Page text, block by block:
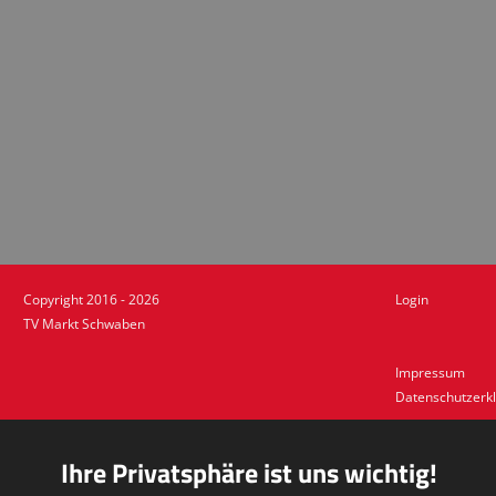
Copyright 2016 - 2026
TV Markt Schwaben
Login
Impressum